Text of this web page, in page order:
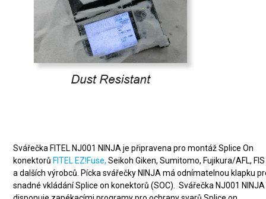
Svářečka FITEL NJ001 NINJA je připravena pro montáž Splice On
konektorů FITEL EZ!Fuse,Seikoh Giken, Sumitomo, Fujikura/AFL, FIS
a dalších výrobců. Pícka svářečky NINJA má odnímatelnou klapku
snadné vkládání Splice on konektorů (SOC). Svářečka NJ001 NINJA